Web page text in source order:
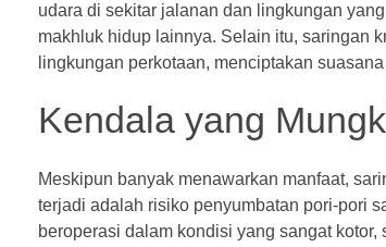
udara di sekitar jalanan dan lingkungan
makhluk hidup lainnya. Selain itu, saringan
lingkungan perkotaan, menciptakan
Kendala yang
Meskipun banyak menawarkan manfaat,
terjadi adalah risiko penyumbatan pori-pori
beroperasi dalam kondisi yang sangat